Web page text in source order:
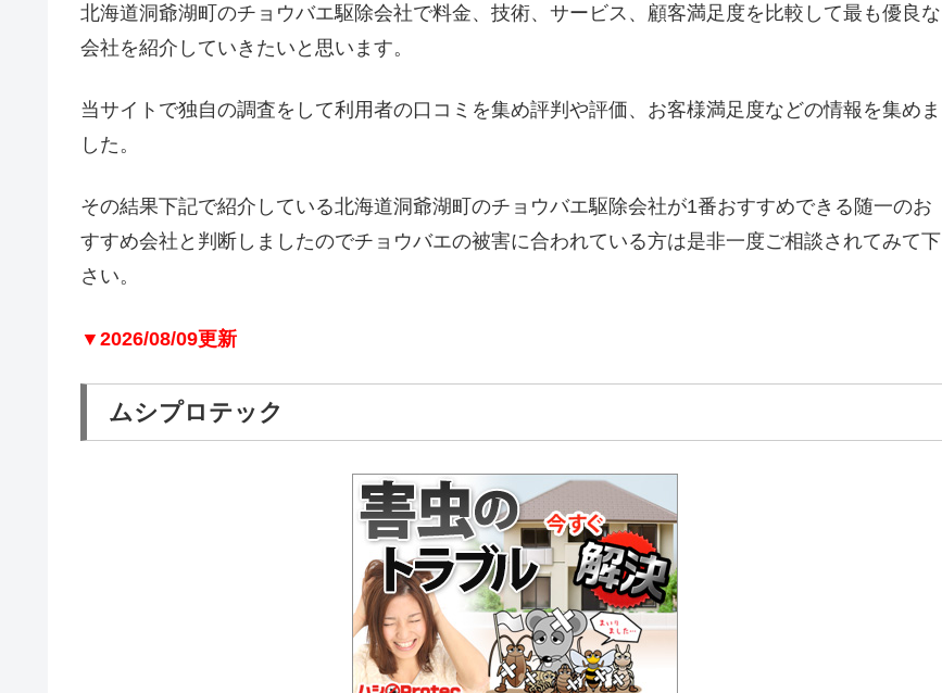
北海道洞爺湖町のチョウバエ駆除会社で料金、技術、サービス、顧客満足度を比較して最も優良な
会社を紹介していきたいと思います。
当サイトで独自の調査をして利用者の口コミを集め評判や評価、お客様満足度などの情報を集めま
した。
その結果下記で紹介している北海道洞爺湖町のチョウバエ駆除会社が1番おすすめできる随一のお
すすめ会社と判断しましたのでチョウバエの被害に合われている方は是非一度ご相談されてみて下
さい。
▼2026/08/09更新
ムシプロテック